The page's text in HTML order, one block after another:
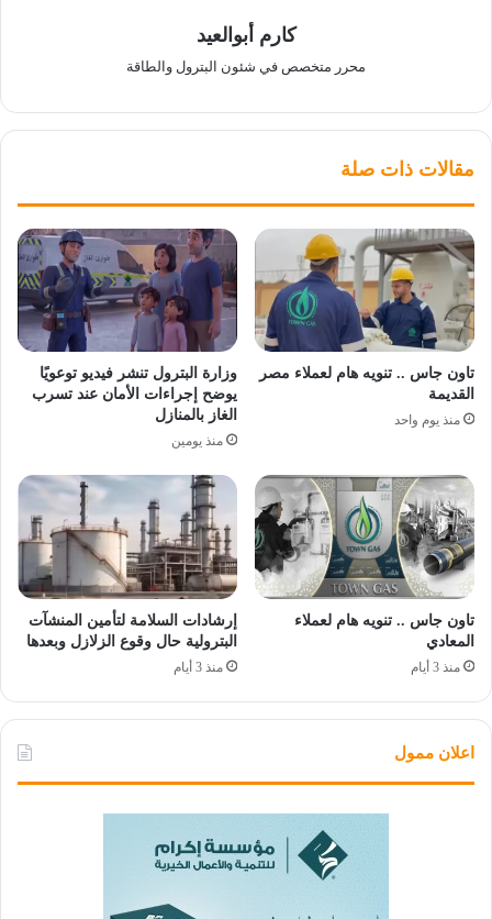
كارم أبوالعيد
محرر متخصص في شئون البترول والطاقة
مقالات ذات صلة
تاون جاس .. تنويه هام لعملاء مصر
القديمة
منذ يوم واحد
وزارة البترول تنشر فيديو توعويًا
يوضح إجراءات الأمان عند تسرب
الغاز بالمنازل
منذ يومين
تاون جاس .. تنويه هام لعملاء
المعادي
منذ 3 أيام
إرشادات السلامة لتأمين المنشآت
البترولية حال وقوع الزلازل وبعدها
منذ 3 أيام
اعلان ممول